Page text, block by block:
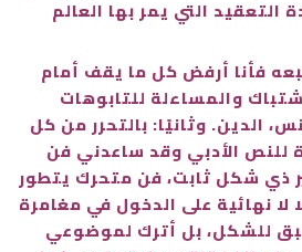
التي يمر بها العالم
فأنا أرفض كل ما يقف أمام
والمساءلة للتابوهات
الدين. وثانيًا: بالتحرر من كل
للنص الأدبي وقد ساعدني فن
ذي شكل ثابت، فن متحرك يتطور
لا نهائية على الدخول في مغامرة
للشكل، بل أترك لموضوعي